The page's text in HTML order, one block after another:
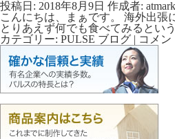
た
☆
は
ブ
ロ
グ
を
更
新
し
ま
☆
は
投稿日: 2018年8月9日 作成者: atmark
こんにちは、まぁです。 海外出張
とりあえず何でも食べてみるとい
カテゴリー: PULSE ブログ | ☆☆
海
外
出
張
☆
は
コメン